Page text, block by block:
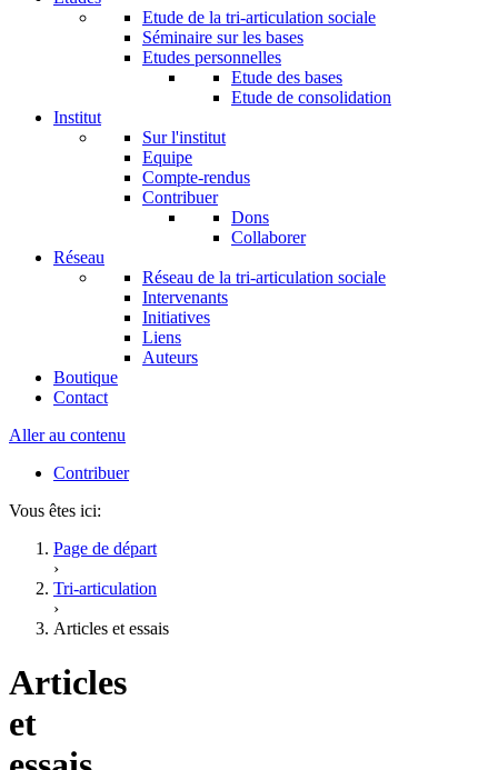
Etude de la tri-articulation sociale
Séminaire sur les bases
Etudes personnelles
Etude des bases
Etude de consolidation
Institut
Sur l'institut
Equipe
Compte-rendus
Contribuer
Dons
Collaborer
Réseau
Réseau de la tri-articulation sociale
Intervenants
Initiatives
Liens
Auteurs
Boutique
Contact
Aller au contenu
Contribuer
Vous êtes ici:
Page de départ
›
Tri-articulation
›
Articles et essais
Articles
et